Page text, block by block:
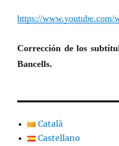
https://
Corrección de los
Bancells.
Català
Castellano